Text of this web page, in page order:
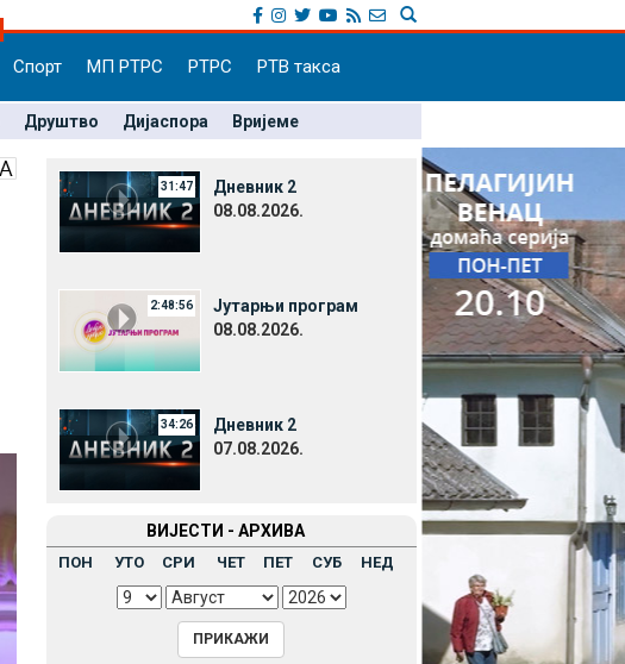
Спорт МП РТРС РТРС РТВ такса
Друштво Дијаспора Вријеме
31:47
Дневник 2
08.08.2026.
2:48:56
Јутарњи програм
08.08.2026.
34:26
Дневник 2
07.08.2026.
ВИЈЕСТИ - АРХИВА
ПОН УТО СРИ ЧЕТ ПЕТ СУБ НЕД